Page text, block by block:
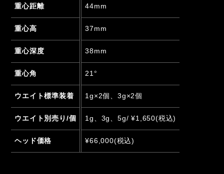
重心距離 44mm
重心高 37mm
重心深度 38mm
重心角 21°
ウエイト標準装着 1g×2個、3g×2個
ウエイト別売り/個 1g、3g、5g/ ¥1,650(税込)
ヘッド価格 ¥66,000(税込)